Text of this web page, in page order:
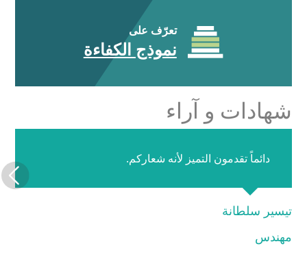
تعرّف على
نموذج الكفاءة
شهادات و آراء
دائماً تقدمون التميز لأنه شعاركم‎.
تيسير سلطانة
مهندس